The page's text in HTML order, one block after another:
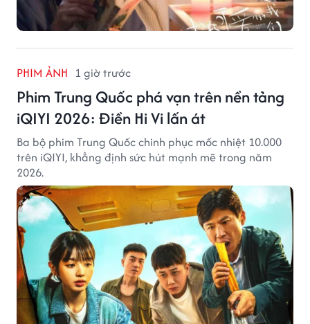
PHIM ẢNH 1 giờ trước
Phim Trung Quốc phá vạn trên nền tảng
iQIYI 2026: Điền Hi Vi lấn át
Ba bộ phim Trung Quốc chinh phục mốc nhiệt 10.000
trên iQIYI, khẳng định sức hút mạnh mẽ trong năm
2026.